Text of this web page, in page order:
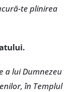
te plinirea
a lui Dumnezeu
în Templul